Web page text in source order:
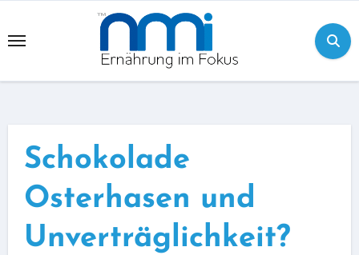
to
Schokolade
Osterhasen und
Unverträglichkeit?